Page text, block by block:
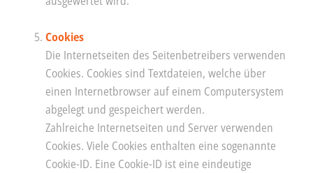
Cookies
Die Internetseiten des Seitenbetreibers verwenden
Cookies. Cookies sind Textdateien, welche über
einen Internetbrowser auf einem Computersystem
abgelegt und gespeichert werden.
Zahlreiche Internetseiten und Server verwenden
Cookies. Viele Cookies enthalten eine sogenannte
Cookie-ID. Eine Cookie-ID ist eine eindeutige